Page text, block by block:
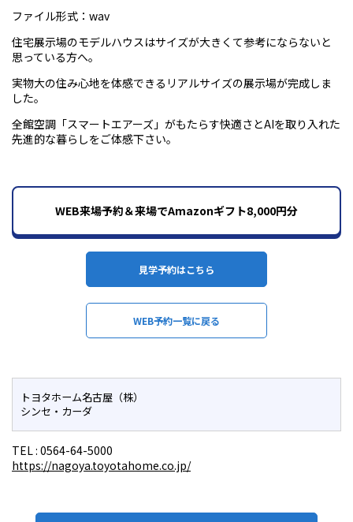
ファイル形式：wav
住宅展示場のモデルハウスはサイズが大きくて参考にならないと
思っている方へ。
実物大の住み心地を体感できるリアルサイズの展示場が完成しま
した。
全館空調「スマートエアーズ」がもたらす快適さとAIを取り入れた
先進的な暮らしをご体感下さい。
WEB来場予約＆来場でAmazonギフト8,000円分
見学予約はこちら
WEB予約一覧に戻る
トヨタホーム名古屋（株）
シンセ・カーダ
TEL : 0564-64-5000
https://nagoya.toyotahome.co.jp/